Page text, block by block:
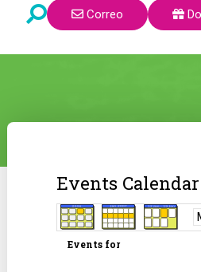
Correo
Events Calendar
Events for